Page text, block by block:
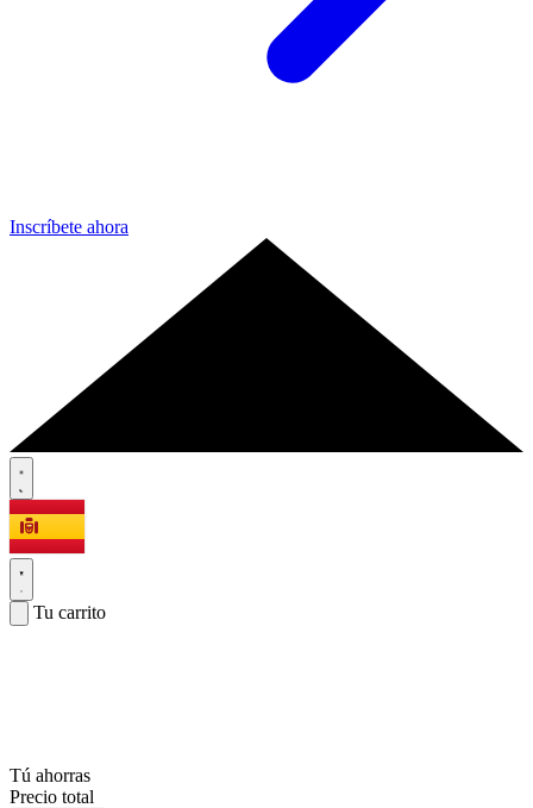
Inscríbete ahora
Tu carrito
Tú ahorras
Precio total